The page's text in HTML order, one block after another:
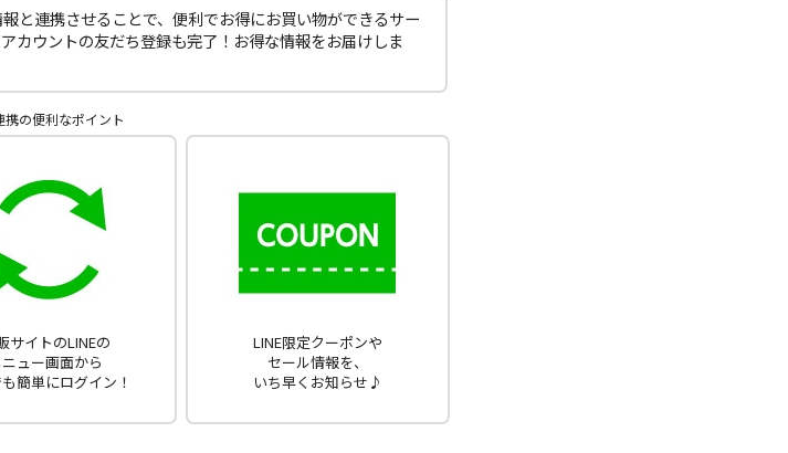
と連携させることで、便利でお得にお買い物ができるサー
カウントの友だち登録も完了！お得な情報をお届けしま
携の便利なポイント
サイトのLINEの
ニュー画面から
簡単にログイン！
LINE限定クーポンや
セール情報を、
いち早くお知らせ♪